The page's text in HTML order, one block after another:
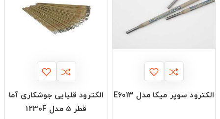
الکترود سوپر میکا مدل E6013
الکترود قليایی جوشکاری آما
قطر 5 مدل 1230F